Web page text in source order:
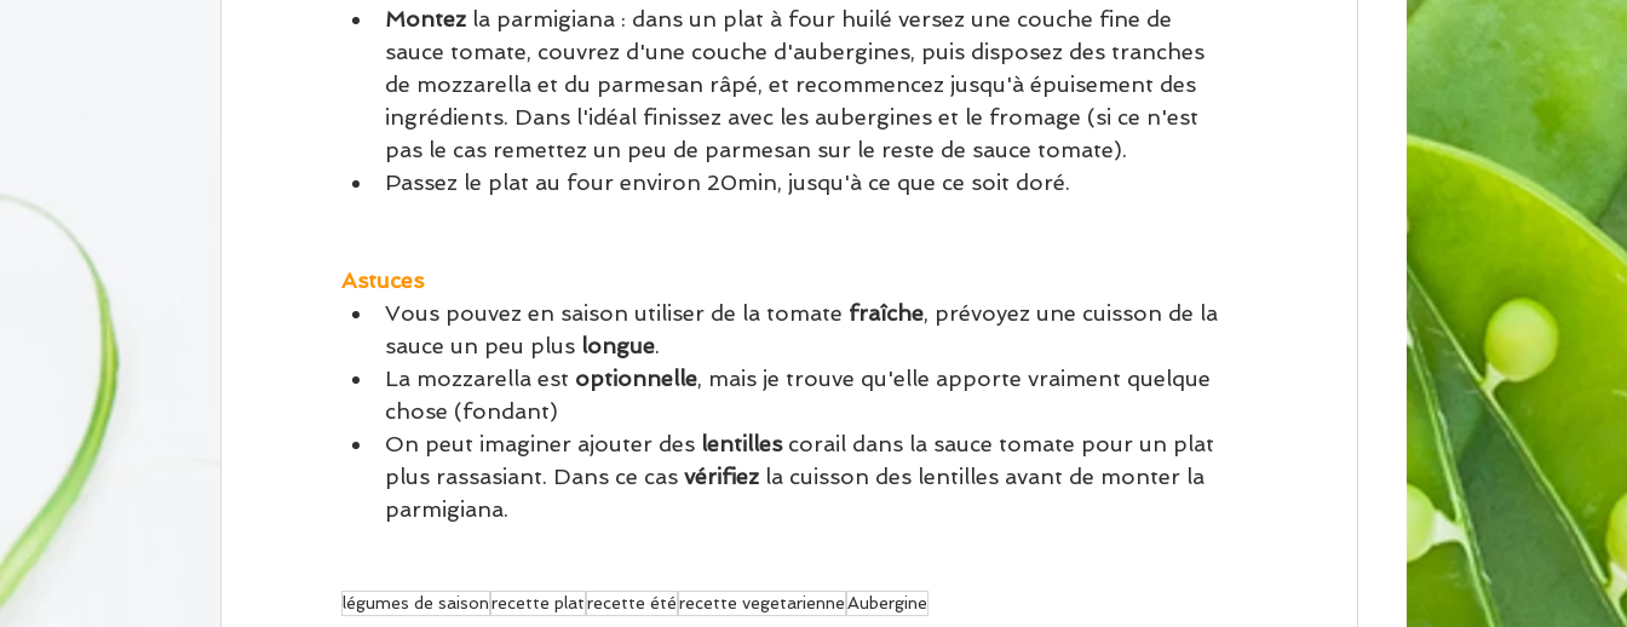
Montez la parmigiana : dans un plat à four huilé versez une couche fine de
sauce tomate, couvrez d'une couche d'aubergines, puis disposez des tranches
de mozzarella et du parmesan râpé, et recommencez jusqu'à épuisement des
ingrédients. Dans l'idéal finissez avec les aubergines et le fromage (si ce n'est
pas le cas remettez un peu de parmesan sur le reste de sauce tomate).
Passez le plat au four environ 20min, jusqu'à ce que ce soit doré.
Astuces
Vous pouvez en saison utiliser de la tomate fraîche, prévoyez une cuisson de la
sauce un peu plus longue.
La mozzarella est optionnelle, mais je trouve qu'elle apporte vraiment quelque
chose (fondant)
On peut imaginer ajouter des lentilles corail dans la sauce tomate pour un plat
plus rassasiant. Dans ce cas vérifiez la cuisson des lentilles avant de monter la
parmigiana.
légumes de saisonrecette platrecette étérecette vegetarienneAubergine